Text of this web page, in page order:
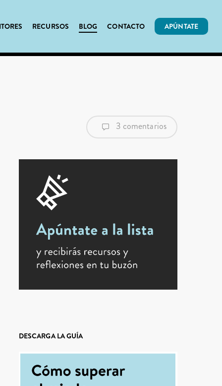
RECURSOS BLOG CONTACTO APÚNTATE
3 comentarios
DESCARGA LA GUÍA